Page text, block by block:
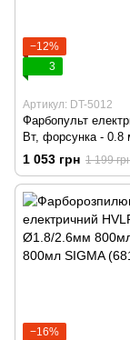
−12%
3
Артикул: DT-5012
Фарбопульт
Вт, форсунка - 0.8
0.8 л, 300 мл/хв.
DT-5012
1 053 грн 1 199
−16%